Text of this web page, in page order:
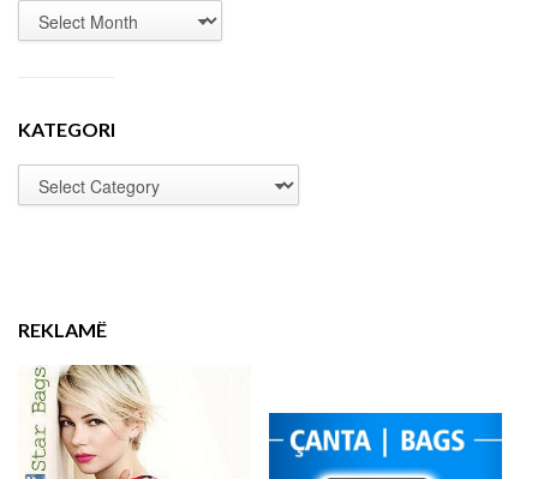
KATEGORI
REKLAMË